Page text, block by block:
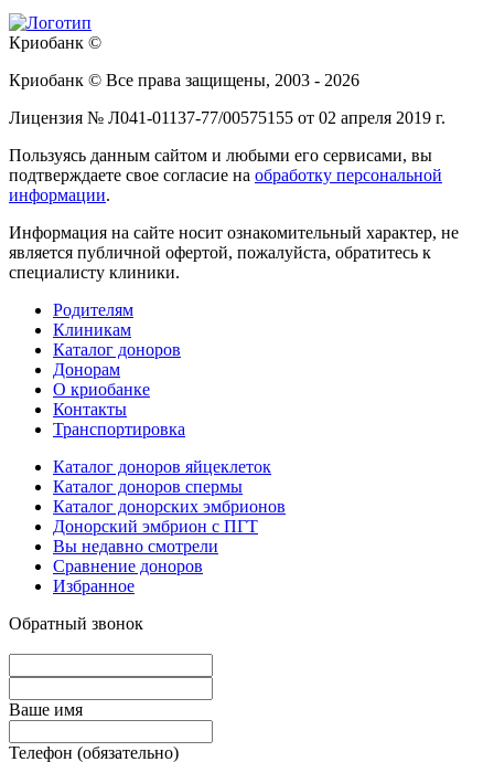
Криобанк ©
Криобанк © Все права защищены, 2003 - 2026
Лицензия № Л041-01137-77/00575155 от 02 апреля 2019 г.
Пользуясь данным сайтом и любыми его сервисами, вы
подтверждаете свое согласие на обработку персональной
информации.
Информация на сайте носит ознакомительный характер, не
является публичной офертой, пожалуйста, обратитесь к
специалисту клиники.
Родителям
Клиникам
Каталог доноров
Донорам
О криобанке
Контакты
Транспортировка
Каталог доноров яйцеклеток
Каталог доноров спермы
Каталог донорских эмбрионов
Донорский эмбрион с ПГТ
Вы недавно смотрели
Сравнение доноров
Избранное
Обратный звонок
Вашe имя
Телефон (обязательно)